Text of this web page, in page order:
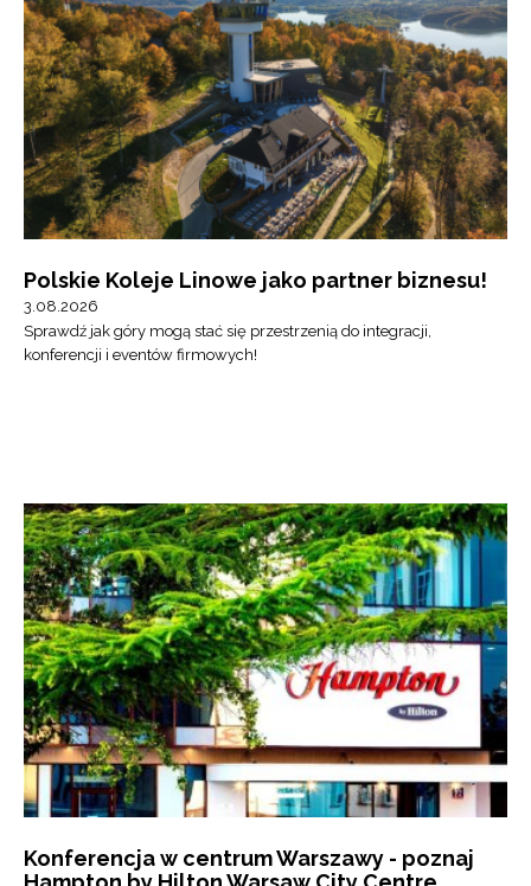
Polskie Koleje Linowe jako partner biznesu!
3.08.2026
Sprawdź jak góry mogą stać się przestrzenią do integracji,
konferencji i eventów firmowych!
Konferencja w centrum Warszawy - poznaj